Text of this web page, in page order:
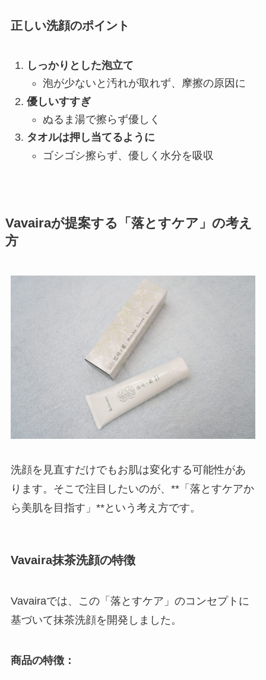
正しい洗顔のポイント
しっかりとした泡立て
泡が少ないと汚れが取れず、摩擦の原因に
優しいすすぎ
ぬるま湯で擦らず優しく
タオルは押し当てるように
ゴシゴシ擦らず、優しく水分を吸収
Vavairaが提案する「落とすケア」の考え
方
洗顔を見直すだけでもお肌は変化する可能性があ
ります。そこで注目したいのが、**「落とすケアか
ら美肌を目指す」**という考え方です。
Vavaira抹茶洗顔の特徴
Vavairaでは、この「落とすケア」のコンセプトに
基づいて抹茶洗顔を開発しました。
商品の特徴：